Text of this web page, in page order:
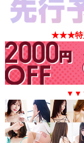
★★★特